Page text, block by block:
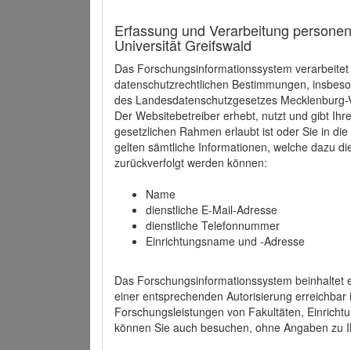
Erfassung und Verarbeitung
Universität Greifswald
Das Forschungsinformationssystem
datenschutzrechtlichen Bestimmungen,
des Landesdatenschutzgesetzes
Der Websitebetreiber erhebt, nutzt und gibt
gesetzlichen Rahmen erlaubt ist oder Sie in
gelten sämtliche Informationen, welche dazu
zurückverfolgt werden können:
Name
dienstliche E-Mail-Adresse
dienstliche Telefonnummer
Einrichtungsname und -Adresse
Das Forschungsinformationssystem beinhaltet
einer entsprechenden Autorisierung
Forschungsleistungen von Fakultäten,
können Sie auch besuchen, ohne Angaben zu